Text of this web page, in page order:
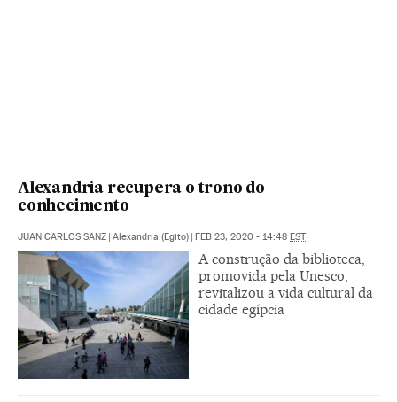
Alexandria recupera o trono do
conhecimento
JUAN CARLOS SANZ | Alexandria (Egito) | FEB 23, 2020 - 14:48 EST
A construção da biblioteca,
promovida pela Unesco,
revitalizou a vida cultural da
cidade egípcia